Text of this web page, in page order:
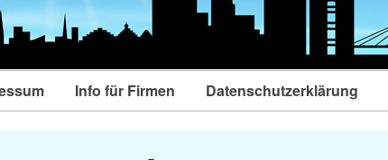
Info für Firmen Datenschutzerklärung